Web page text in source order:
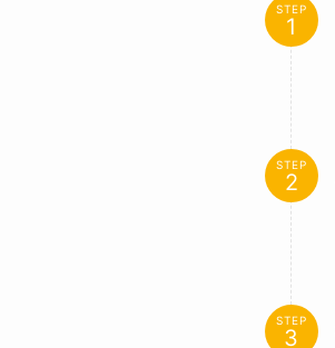
STEP
STEP
STEP